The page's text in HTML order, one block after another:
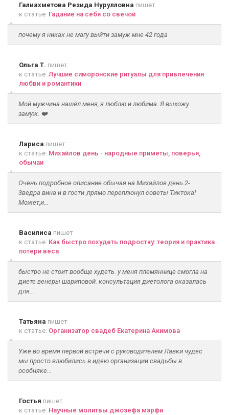
Галиахметова Резида Нурулловна пишет
к статье: Гадание на себя со свечой
почему я никак не магу выйти замуж мне 42 года
Ольга Т. пишет
к статье: Лучшие симоронские ритуалы для привлечения
любви и романтики
Мой мужчина нашёл меня, я люблю и любима. Я выхожу
замуж. ❤️
Лариса пишет
к статье: Михайлов день - народные приметы, поверья,
обычаи
Очень подробное описание обычая на Михайлов день.2-
3ведра вина и в гости ,прямо переплюнул советы Тиктока!
Может,и...
Василиса пишет
к статье: Как быстро похудеть подростку: теория и практика
потери веса
быстро не стоит вообще худеть. у меня племяннице смогла на
диете венеры шариповой. консультация диетолога оказалась
для...
Татьяна пишет
к статье: Организатор свадеб Екатерина Акимова
Уже во время первой встречи с руководителем Лавки чудес
мы просто влюбились в идею организации свадьбы в
особняке...
Гостья пишет
к статье: Научные молитвы джозефа мэрфи